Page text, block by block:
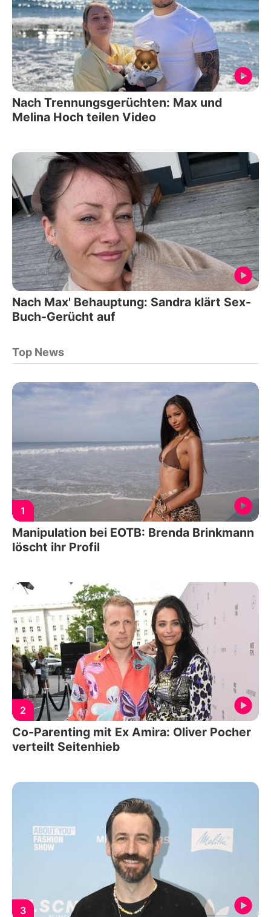
Nach Trennungsgerüchten: Max und
Melina Hoch teilen Video
Nach Max' Behauptung: Sandra klärt Sex-
Buch-Gerücht auf
Top News
1
Manipulation bei EOTB: Brenda Brinkmann
löscht ihr Profil
2
Co-Parenting mit Ex Amira: Oliver Pocher
verteilt Seitenhieb
3